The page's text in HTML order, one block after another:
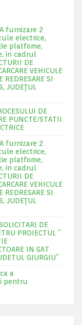
furnizare 2
electrice,
platfome,
in cadrul
DE
VEHICULE
REDRESARE SI
JUDEŢUL
DE
PUNCTE/STATII
furnizare 2
electrice,
platfome,
in cadrul
DE
VEHICULE
REDRESARE SI
JUDEŢUL
DE
PROIECTUL ”
IN SAT
GIURGIU”
a
pentru